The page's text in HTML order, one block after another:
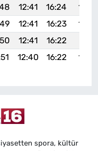
12:41 16:24
12:41 16:23
12:41 16:22
12:40 16:22
spora, kültür